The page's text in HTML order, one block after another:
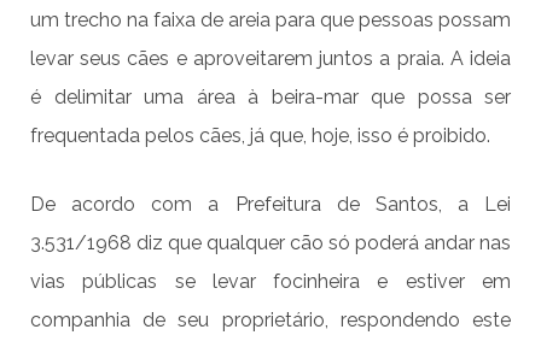
um trecho na faixa de areia para que pessoas possam
levar seus cães e aproveitarem juntos a praia. A ideia
é delimitar uma área à beira-mar que possa ser
frequentada pelos cães, já que, hoje, isso é proibido.
De acordo com a Prefeitura de Santos, a Lei
3.531/1968 diz que qualquer cão só poderá andar nas
vias públicas se levar focinheira e estiver em
companhia de seu proprietário, respondendo este